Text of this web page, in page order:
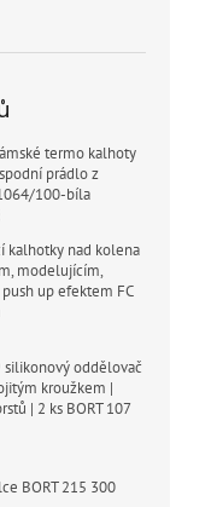
termo kalhoty
prádlo z
100-bíla
kalhotky nad kolena
modelujícím,
up efektem FC
silikonový oddělovač
kroužkem |
| 2 ks BORT 107
BORT 215 300